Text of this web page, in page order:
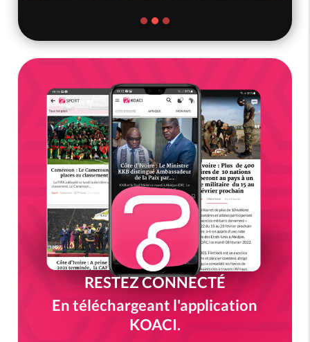
RESTEZ CONNECTÉ
En téléchargeant l'application
KOACI.